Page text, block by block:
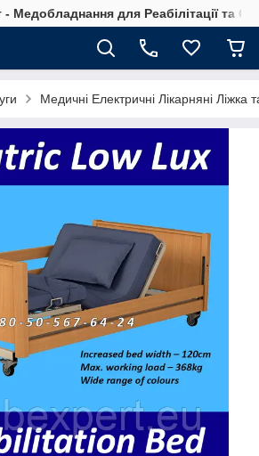
Медобладнання для Реабілітації та
Медичні Електричні Лікарняні Ліжка